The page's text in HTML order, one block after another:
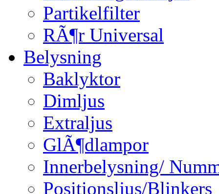
Partikelfilter
RÃ¶r Universal
Belysning
Baklyktor
Dimljus
Extraljus
GlÃ¶dlampor
Innerbelysning/
Positionsljus/Blinkers